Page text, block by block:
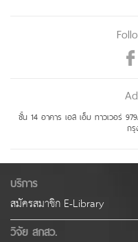
ชั้น 14 อาคาร เอส เอ็ม ทาวเวอร์
ก
บริการ
สมัครสมาชิก E-Library
วิจัย สกสว.